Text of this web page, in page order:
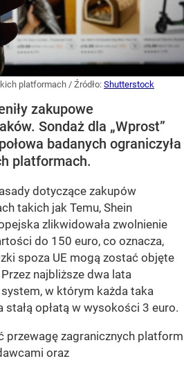
platformach / Źródło: Shutterstock
zakupowe
Sondaż dla „Wprost”
badanych ograniczyła
platformach.
dotyczące zakupów
takich jak Temu, Shein
zlikwidowała zwolnienie
do 150 euro, co oznacza,
spoza UE mogą zostać objęte
najbliższe dwa lata
w którym każda taka
stałą opłatą w wysokości 3 euro.
przewagę zagranicznych platform
oraz